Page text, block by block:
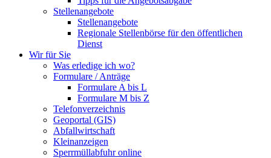
Stellenangebote
Stellenangebote
Regionale Stellenbörse für den öffentlichen
Dienst
Wir für Sie
Was erledige ich wo?
Formulare / Anträge
Formulare A bis L
Formulare M bis Z
Telefonverzeichnis
Geoportal (GIS)
Abfallwirtschaft
Kleinanzeigen
Sperrmüllabfuhr online